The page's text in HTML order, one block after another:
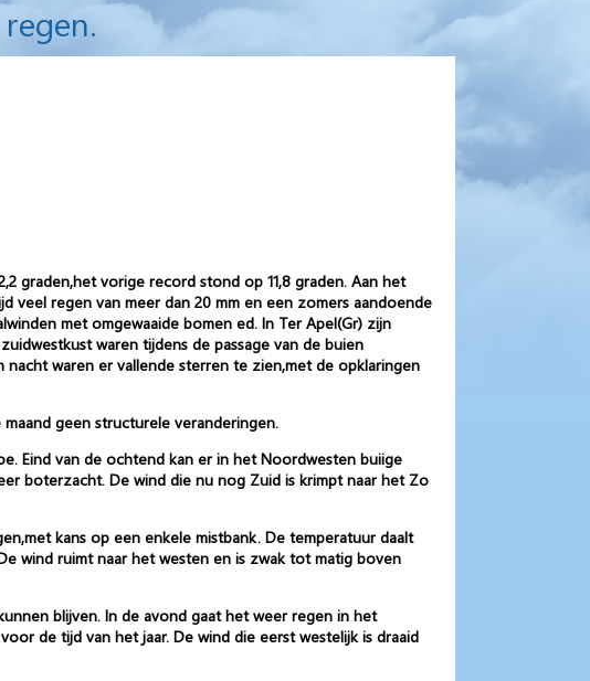
graden,het vorige record stond op 11,8 graden. Aan het
regen van meer dan 20 mm en een zomers aandoende
met omgewaaide bomen ed. In Ter Apel(Gr) zijn
waren tijdens de passage van de buien
waren er vallende sterren te zien,met de opklaringen
geen structurele veranderingen.
Eind van de ochtend kan er in het Noordwesten buiige
boterzacht. De wind die nu nog Zuid is krimpt naar het Zo
kans op een enkele mistbank. De temperatuur daalt
wind ruimt naar het westen en is zwak tot matig boven
blijven. In de avond gaat het weer regen in het
de tijd van het jaar. De wind die eerst westelijk is draaid